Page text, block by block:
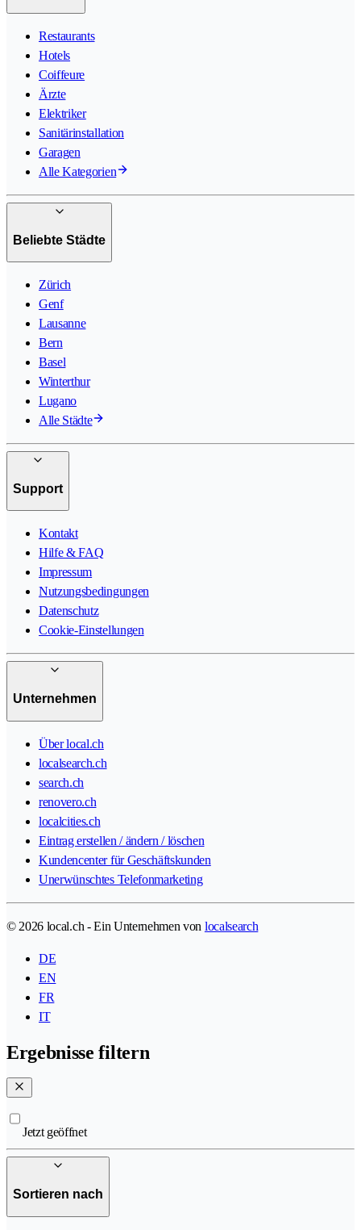
Restaurants
Hotels
Coiffeure
Ärzte
Elektriker
Sanitärinstallation
Garagen
Alle Kategorien
Beliebte Städte
Zürich
Genf
Lausanne
Bern
Basel
Winterthur
Lugano
Alle Städte
Support
Kontakt
Hilfe & FAQ
Impressum
Nutzungsbedingungen
Datenschutz
Cookie-Einstellungen
Unternehmen
Über local.ch
localsearch.ch
search.ch
renovero.ch
localcities.ch
Eintrag erstellen / ändern / löschen
Kundencenter für Geschäftskunden
Unerwünschtes Telefonmarketing
© 2026 local.ch - Ein Unternehmen von localsearch
DE
EN
FR
IT
Ergebnisse filtern
Jetzt geöffnet
Sortieren nach